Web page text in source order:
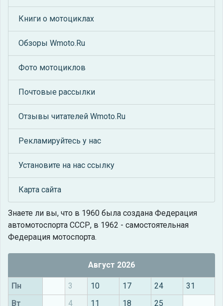
Книги о мотоциклах
Обзоры Wmoto.Ru
Фото мотоциклов
Почтовые рассылки
Отзывы читателей Wmoto.Ru
Рекламируйтесь у нас
Установите на нас ссылку
Карта сайта
Знаете ли вы, что в 1960 была создана Федерация
автомотоспорта СССР, в 1962 - самостоятельная
Федерация мотоспорта.
Август 2026
Пн 3 10 17 24
31
Вт
4 11 18 25